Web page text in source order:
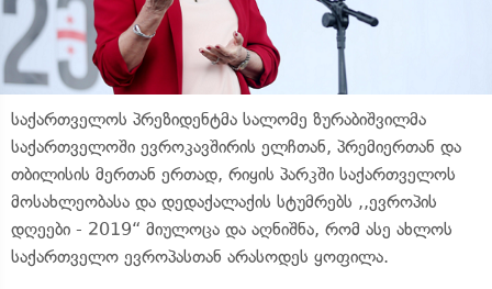
საქართველოს პრეზიდენტმა სალომე ზურაბიშვილმა
საქართველოში ევროკავშირის ელჩთან, პრემიერთან და
თბილისის მერთან ერთად, რიყის პარკში საქართველოს
მოსახლეობასა და დედაქალაქის სტუმრებს ,,ევროპის
დღეები - 2019“ მიულოცა და აღნიშნა, რომ ასე ახლოს
საქართველო ევროპასთან არასოდეს ყოფილა.